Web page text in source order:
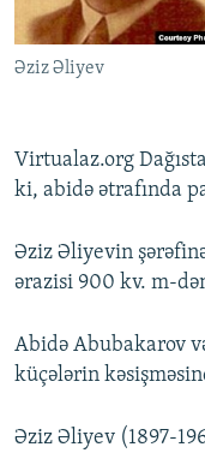
İNFOQRAFIKA
KARIKATURA
AZƏRBAYCAN
İSLAM VƏ DEMOKRATIYA
MISSIYAMIZ
PEŞƏ ETIKASI VƏ
MATERIALLARIMIZDAN
BIZIMLƏ ƏLAQƏ
BIZI IZLƏ
RFE/RL-in bütün
Əziz Əliyev
Virtualaz.org
ki, abidə ətrafında
Əziz Əliyevin
ərazisi 900 kv. m-
Abidə Abubakarov
küçələrin
Əziz Əliyev (1897-